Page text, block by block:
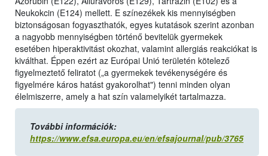
Neukokcin (E124) mellett. E színezékek kis mennyiségben
biztonságosan fogyaszthatók, egyes kutatások szerint azonban
a nagyobb mennyiségben történő bevitelük gyermekek
esetében hiperaktivitást okozhat, valamint allergiás reakciókat is
kiválthat. Éppen ezért az Európai Unió területén kötelező
figyelmeztető feliratot („a gyermekek tevékenységére és
figyelmére káros hatást gyakorolhat") tenni minden olyan
élelmiszerre, amely a hat szín valamelyikét tartalmazza.
További információk:
https://www.efsa.europa.eu/en/efsajournal/pub/3765